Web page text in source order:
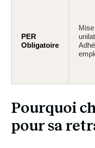
PER
Obligatoire
Pourquoi
pour sa